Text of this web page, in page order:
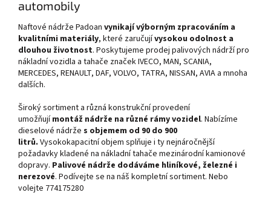
automobily
Naftové nádrže Padoan vynikají výborným zpracováním a
kvalitními materiály, které zaručujívysokou odolnost a
dlouhou životnost. Poskytujeme prodej palivových nádrží pro
nákladní vozidla a tahače značek IVECO, MAN, SCANIA,
MERCEDES, RENAULT, DAF, VOLVO, TATRA, NISSAN, AVIA a mnoha
dalších.
Široký sortiment a různá konstrukční provedení
umožňují montáž nádrže na různé rámy vozidel. Nabízíme
dieselové nádrže s objemem od 90 do 900
litrů. Vysokokapacitní objem splňuje i ty nejnáročnější
požadavky kladené na nákladní tahače mezinárodní kamionové
dopravy. Palivové nádrže dodáváme hliníkové, železné i
nerezové. Podívejte se na náš kompletní sortiment. Nebo
volejte 774175280